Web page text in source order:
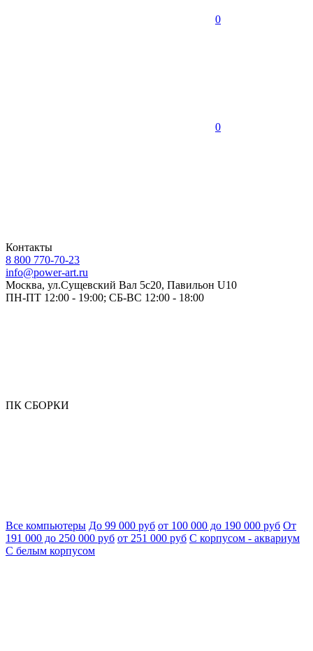
0
0
Контакты
8 800 770-70-23
info@power-art.ru
Москва, ул.Сущевский Вал 5с20, Павильон U10
ПН-ПТ 12:00 - 19:00; СБ-ВС 12:00 - 18:00
ПК СБОРКИ
Все компьютеры До 99 000 руб от 100 000 до 190 000 руб От
191 000 до 250 000 руб от 251 000 руб С корпусом - аквариум
С белым корпусом